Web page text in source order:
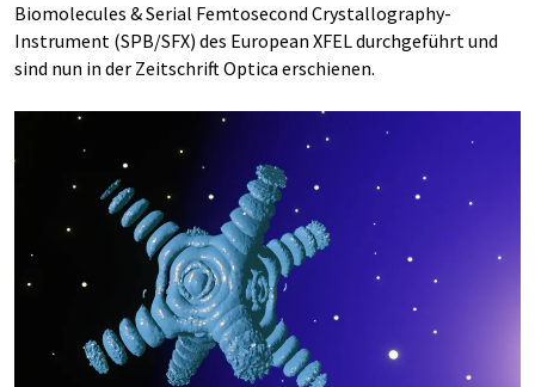
Biomolecules & Serial Femtosecond Crystallography-
Instrument (SPB/SFX) des European XFEL durchgeführt und
sind nun in der Zeitschrift Optica erschienen.